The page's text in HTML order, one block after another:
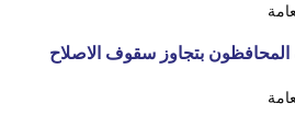
بتجاوز سقوف الاصلاح